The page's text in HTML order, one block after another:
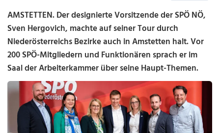
AMSTETTEN. Der designierte Vorsitzende der SPÖ NÖ,
Sven Hergovich, machte auf seiner Tour durch
Niederösterreichs Bezirke auch in Amstetten halt. Vor
200 SPÖ-Mitgliedern und Funktionären sprach er im
Saal der Arbeiterkammer über seine Haupt-Themen.